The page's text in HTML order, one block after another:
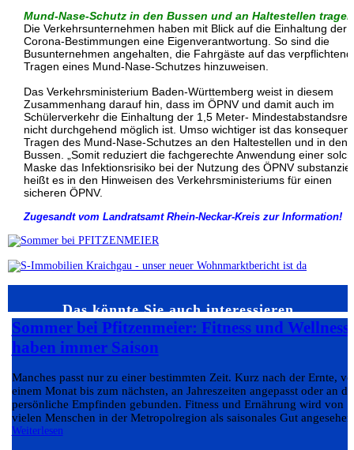
Mund-Nase-Schutz in den Bussen und an Haltestellen tragen
Die Verkehrsunternehmen haben mit Blick auf die Einhaltung der
Corona-Bestimmungen eine Eigenverantwortung. So sind die
Busunternehmen angehalten, die Fahrgäste auf das
Tragen eines Mund-Nase-Schutzes hinzuweisen.
Das Verkehrsministerium Baden-Württemberg weist in diesem
Zusammenhang darauf hin, dass im ÖPNV und damit auch im
Schülerverkehr die Einhaltung der 1,5 Meter-
nicht durchgehend möglich ist. Umso wichtiger ist das
Tragen des Mund-Nase-Schutzes an den Haltestellen und in den
Bussen. „Somit reduziert die fachgerechte Anwendung einer
Maske das Infektionsrisiko bei der Nutzung des ÖPNV
heißt es in den Hinweisen des Verkehrsministeriums für einen
sicheren ÖPNV.
Zugesandt vom Landratsamt Rhein-Neckar-Kreis zur Information!
Das könnte Sie auch interessieren…
Sommer bei Pfitzenmeier: Fitness und Wellness
haben immer Saison
Manches passt nur zu einer bestimmten Zeit. Kurz nach der Ernte,
einem Monat bis zum nächsten, an Jahreszeiten angepasst oder an
persönliche Empfinden gebunden. Fitness und Ernährung wird von
vielen Menschen in der Metropolregion als saisonales Gut
Weiterlesen